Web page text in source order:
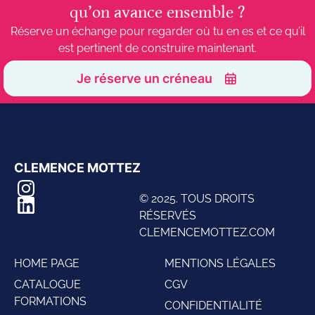
qu’on avance ensemble ?
Réserve un échange pour regarder où tu en es et ce qu’il
est pertinent de construire maintenant.
Je réserve un créneau
CLEMENCE MOTTEZ
© 2025. TOUS DROITS
RÉSERVÉS
CLEMENCEMOTTEZ.COM
HOME PAGE
CATALOGUE
FORMATIONS
MENTIONS LÉGALES
CGV
CONFIDENTIALITÉ